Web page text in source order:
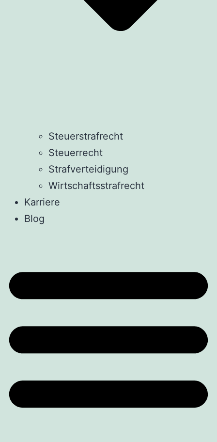
Steuerstrafrecht
Steuerrecht
Strafverteidigung
Wirtschaftsstrafrecht
Karriere
Blog